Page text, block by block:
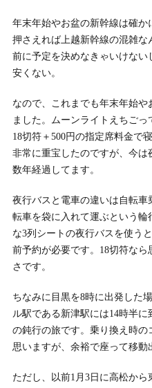
年末年始やお盆の新幹線は確
押さえれば上越新幹線の混雑
前に予定を決めなきゃいけな
安くない。
なので、これまでも年末年始
ました。ムーンライトえちごっ
18切符＋500円の指定席料金で
非常に重宝したのですが、今
数年経過してます。
夜行バスと電車の違いは自転車
転車を袋に入れて運ぶという
な3列シートの夜行バスを使う
前予約が必要です。18切符な
さです。
ちなみに目黒を8時に出発した
ル駅である新津駅には14時半
の鈍行の旅です。乗り換え時の
思いますが、余裕で座って移動
ただし、以前1月3日に高松か